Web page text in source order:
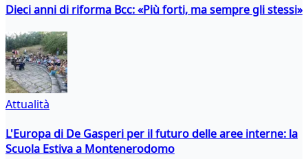
Dieci anni di riforma Bcc: «Più forti, ma sempre gli stessi»
Attualità
L'Europa di De Gasperi per il futuro delle aree interne: la
Scuola Estiva a Montenerodomo